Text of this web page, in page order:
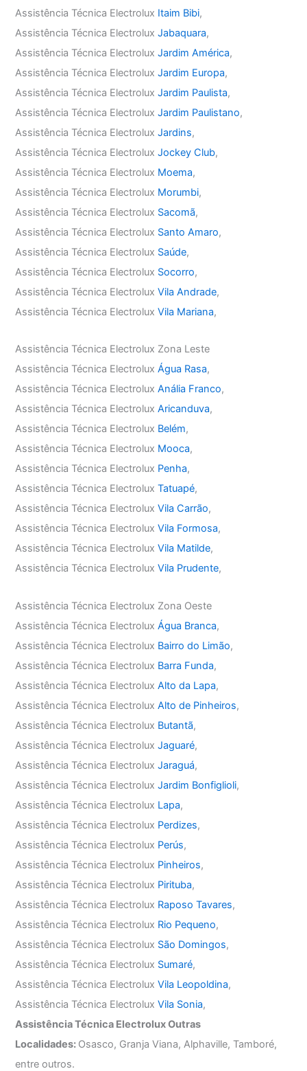
Assistência Técnica Electrolux Itaim Bibi,
Assistência Técnica ElectroluxJabaquara,
Assistência Técnica ElectroluxJardim América,
Assistência Técnica ElectroluxJardim Europa,
Assistência Técnica ElectroluxJardim Paulista,
Assistência Técnica ElectroluxJardim Paulistano,
Assistência Técnica ElectroluxJardins,
Assistência Técnica ElectroluxJockey Club,
Assistência Técnica Electrolux Moema,
Assistência Técnica Electrolux Morumbi,
Assistência Técnica Electrolux Sacomã,
Assistência Técnica Electrolux Santo Amaro,
Assistência Técnica Electrolux Saúde,
Assistência Técnica Electrolux Socorro,
Assistência Técnica ElectroluxVila Andrade,
Assistência Técnica ElectroluxVila Mariana,
Assistência Técnica Electrolux Zona Leste
Assistência Técnica ElectroluxÁgua Rasa,
Assistência Técnica ElectroluxAnália Franco,
Assistência Técnica ElectroluxAricanduva,
Assistência Técnica Electrolux Belém,
Assistência Técnica Electrolux Mooca,
Assistência Técnica Electrolux Penha,
Assistência Técnica ElectroluxTatuapé,
Assistência Técnica ElectroluxVila Carrão,
Assistência Técnica ElectroluxVila Formosa,
Assistência Técnica ElectroluxVila Matilde,
Assistência Técnica ElectroluxVila Prudente,
Assistência Técnica Electrolux Zona Oeste
Assistência Técnica ElectroluxÁgua Branca,
Assistência Técnica Electrolux Bairro do Limão,
Assistência Técnica Electrolux Barra Funda,
Assistência Técnica ElectroluxAlto da Lapa,
Assistência Técnica ElectroluxAlto de Pinheiros,
Assistência Técnica Electrolux Butantã,
Assistência Técnica ElectroluxJaguaré,
Assistência Técnica ElectroluxJaraguá,
Assistência Técnica ElectroluxJardim Bonfiglioli,
Assistência Técnica Electrolux Lapa,
Assistência Técnica Electrolux Perdizes,
Assistência Técnica Electrolux Perús,
Assistência Técnica Electrolux Pinheiros,
Assistência Técnica Electrolux Pirituba,
Assistência Técnica Electrolux Raposo Tavares,
Assistência Técnica Electrolux Rio Pequeno,
Assistência Técnica Electrolux São Domingos,
Assistência Técnica Electrolux Sumaré,
Assistência Técnica ElectroluxVila Leopoldina,
Assistência Técnica ElectroluxVila Sonia,
Assistência Técnica Electrolux Outras
Localidades: Osasco, Granja Viana, Alphaville, Tamboré,
entre outros.